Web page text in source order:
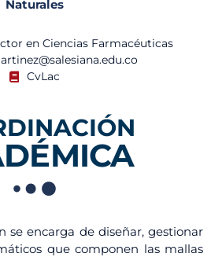
Naturales
en Ciencias Farmacéuticas
CvLac
se encarga de diseñar, gestionar
que componen las mallas